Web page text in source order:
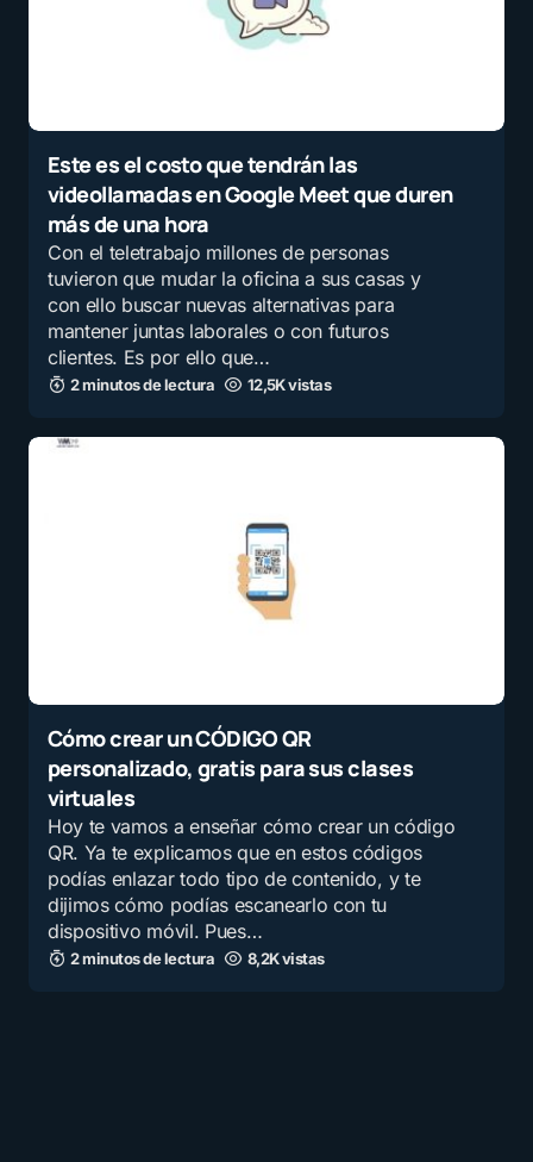
Este es el costo que tendrán las
videollamadas en Google Meet que duren
más de una hora
Con el teletrabajo millones de personas
tuvieron que mudar la oficina a sus casas y
con ello buscar nuevas alternativas para
mantener juntas laborales o con futuros
clientes. Es por ello que…
2 minutos de lectura 12,5K vistas
Cómo crear un CÓDIGO QR
personalizado, gratis para sus clases
virtuales
Hoy te vamos a enseñar cómo crear un código
QR. Ya te explicamos que en estos códigos
podías enlazar todo tipo de contenido, y te
dijimos cómo podías escanearlo con tu
dispositivo móvil. Pues…
2 minutos de lectura 8,2K vistas